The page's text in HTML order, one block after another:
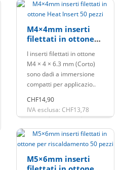
M4×4mm inserti
filettati in ottone
I inserti filettati in ottone
M4 × 4 × 6.3 mm (Corto)
sono dadi a immersione
compatti per applicazio..
CHF14,90
IVA esclusa: CHF13,78
M5×6mm inserti